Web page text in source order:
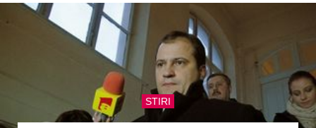
STIRI